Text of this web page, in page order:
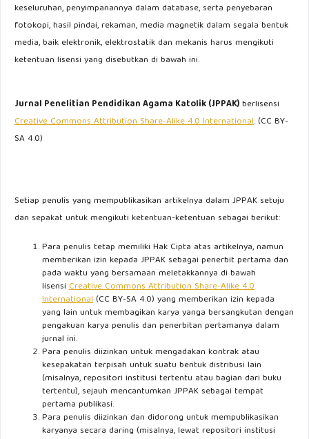
keseluruhan, penyimpanannya dalam database, serta penyebaran
fotokopi, hasil pindai, rekaman, media magnetik dalam segala bentuk
media, baik elektronik, elektrostatik dan mekanis harus mengikuti
ketentuan lisensi yang disebutkan di bawah ini.
Jurnal Penelitian Pendidikan Agama Katolik (JPPAK)berlisensi
Creative Commons Attribution Share-Alike 4.0 International. (CC BY-
SA 4.0)
Setiap penulis yang mempublikasikan artikelnya dalam JPPAK setuju
dan sepakat untuk mengikuti ketentuan-ketentuan sebagai berikut:
Para penulis tetap memiliki Hak Cipta atas artikelnya, namun
memberikan izin kepada JPPAK sebagai penerbit pertama dan
pada waktu yang bersamaan meletakkannya di bawah
lisensi Creative Commons Attribution Share-Alike 4.0
International (CC BY-SA 4.0) yang memberikan izin kepada
yang lain untuk membagikan karya yanga bersangkutan dengan
pengakuan karya penulis dan penerbitan pertamanya dalam
jurnal ini.
Para penulis diizinkan untuk mengadakan kontrak atau
kesepakatan terpisah untuk suatu bentuk distribusi lain
(misalnya, repositori institusi tertentu atau bagian dari buku
tertentu), sejauh mencantumkan JPPAK sebagai tempat
pertama publikasi.
Para penulis diizinkan dan didorong untuk mempublikasikan
karyanya secara daring (misalnya, lewat repositori institusi